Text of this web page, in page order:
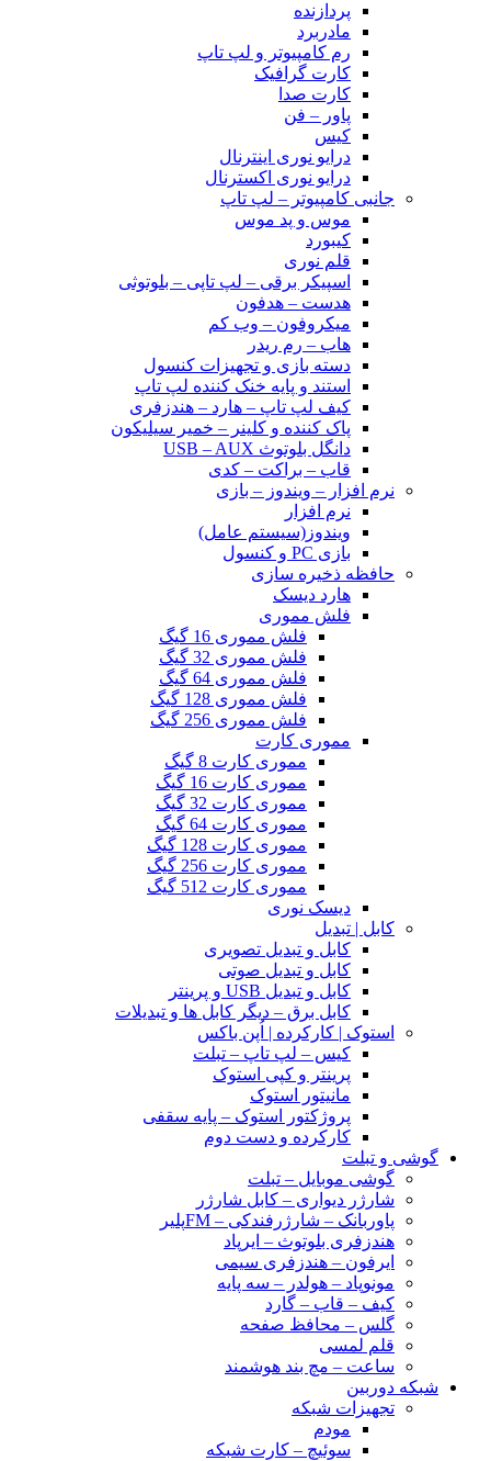
پردازنده
مادربرد
رم کامپیوتر و لپ تاپ
کارت گرافیک
کارت صدا
پاور – فن
کیس
درایو نوری اینترنال
درایو نوری اکسترنال
جانبی کامپیوتر – لپ تاپ
موس و پد موس
کیبورد
قلم نوری
اسپیکر برقی – لپ تاپی – بلوتوثی
هدست – هدفون
میکروفون – وب کم
هاب – رم ریدر
دسته بازی و تجهیزات کنسول
استند و پایه خنک کننده لپ تاپ
کیف لپ تاپ – هارد – هندزفری
پاک کننده و کلینر – خمیر سیلیکون
دانگل بلوتوث USB – AUX
قاب – براکت – کدی
نرم افزار – ویندوز – بازی
نرم افزار
ویندوز(سیستم عامل)
بازی PC و کنسول
حافظه ذخیره سازی
هارد دیسک
فلش مموری
فلش مموری 16 گیگ
فلش مموری 32 گیگ
فلش مموری 64 گیگ
فلش مموری 128 گیگ
فلش مموری 256 گیگ
مموری کارت
مموری کارت 8 گیگ
مموری کارت 16 گیگ
مموری کارت 32 گیگ
مموری کارت 64 گیگ
مموری کارت 128 گیگ
مموری کارت 256 گیگ
مموری کارت 512 گیگ
دیسک نوری
کابل | تبدیل
کابل و تبدیل تصویری
کابل و تبدیل صوتی
کابل و تبدیل USB و پرینتر
کابل برق – دیگر کابل ها و تبدیلات
استوک | کارکرده | اُپن باکس
کیس – لپ تاپ – تبلت
پرینتر و کپی استوک
مانیتور استوک
پروژکتور استوک – پایه سقفی
کارکرده و دست دوم
گوشی و تبلت
گوشی موبایل – تبلت
شارژر دیواری – کابل شارژر
پاوربانک – شارژرفندکی – FMپلیر
هندزفری بلوتوث – ایرپاد
ایرفون – هندزفری سیمی
مونوپاد – هولدر – سه پایه
کیف – قاب – گارد
گلس – محافظ صفحه
قلم لمسی
ساعت – مچ بند هوشمند
شبکه دوربین
تجهیزات شبکه
مودم
سوئیچ – کارت شبکه